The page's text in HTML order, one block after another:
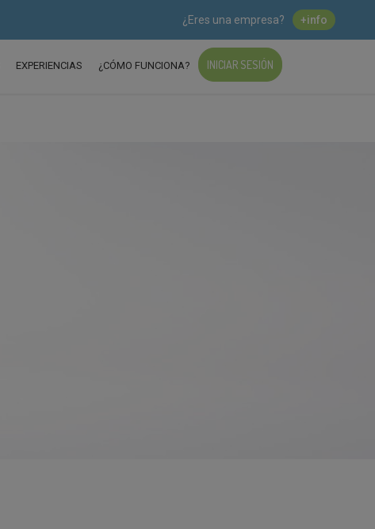
¿Eres una empresa? +info
EXPERIENCIAS ¿CÓMO FUNCIONA? INICIAR SESIÓN